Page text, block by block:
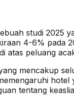
studi
4-6% pada
atas peluang
mencakup
tentang